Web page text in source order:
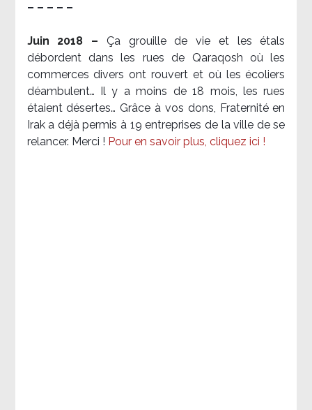
– – – – –
Juin 2018 – Ça grouille de vie et les étals
débordent dans les rues de Qaraqosh où les
commerces divers ont rouvert et où les écoliers
déambulent… Il y a moins de 18 mois, les rues
étaient désertes… Grâce à vos dons, Fraternité en
Irak a déjà permis à 19 entreprises de la ville de se
relancer. Merci ! Pour en savoir plus, cliquez ici !